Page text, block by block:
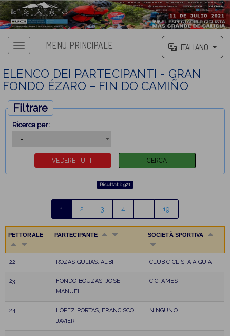
MENU PRINCIPALE ITALIANO
ELENCO DEI PARTECIPANTI - GRAN
FONDO ÉZARO – FIN DO CAMIÑO
Filtrare
Ricerca per:
Risultati: 921
1 2 3 4 19
PETTORALE PARTECIPANTE SOCIETÀ SPORTIVA
22 ROZAS GULIAS, ALBI CLUB CICLISTA A GUIA
23
FONDO BOUZAS, JOSÉ
MANUEL
C.C. AMES
24
LÓPEZ PORTAS, FRANCISCO
JAVIER
NINGUNO